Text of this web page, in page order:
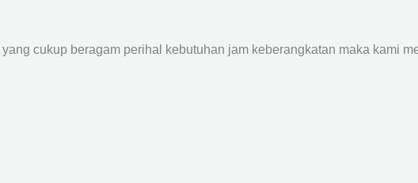
cukup beragam perihal kebutuhan jam keberangkatan maka kami